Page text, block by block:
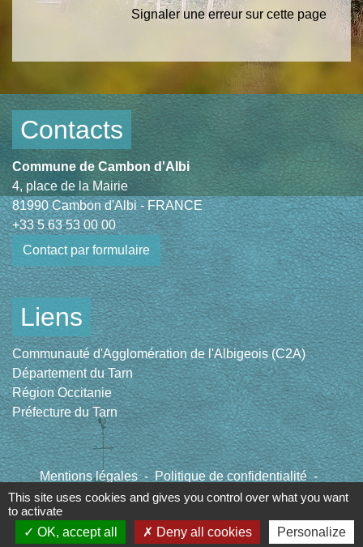
Signaler une erreur sur cette page
Contacts
Commune de Cambon d'Albi
4, place de la Mairie
81990 Cambon d'Albi - FRANCE
+33 5 63 53 00 00
Contact par formulaire
Liens
Communauté d'Agglomération de l'Albigeois (C2A)
Département du Tarn
Région Occitanie
Préfecture du Tarn
Mentions légales - Politique de confidentialité -
Accessibilité - Plan du site - Gestion des cookies
Site créé en partenariat avec Réseau des Communes
This site uses cookies and gives you control over what you want
to activate
OK, accept all
Deny all cookies Personalize